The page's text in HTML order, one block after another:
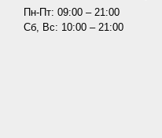
Пн-Пт: 09:00 – 21:00
Сб, Вс: 10:00 – 21:00